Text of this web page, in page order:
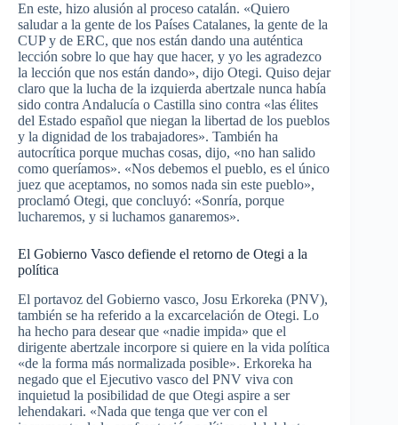
En este, hizo alusión al proceso catalán. «Quiero
saludar a la gente de los Países Catalanes, la gente de la
CUP y de ERC, que nos están dando una auténtica
lección sobre lo que hay que hacer, y yo les agradezco
la lección que nos están dando», dijo Otegi. Quiso dejar
claro que la lucha de la izquierda abertzale nunca había
sido contra Andalucía o Castilla sino contra «las élites
del Estado español que niegan la libertad de los pueblos
y la dignidad de los trabajadores». También ha
autocrítica porque muchas cosas, dijo, «no han salido
como queríamos». «Nos debemos el pueblo, es el único
juez que aceptamos, no somos nada sin este pueblo»,
proclamó Otegi, que concluyó: «Sonría, porque
lucharemos, y si luchamos ganaremos».
El Gobierno Vasco defiende el retorno de Otegi a la
política
El portavoz del Gobierno vasco, Josu Erkoreka (PNV),
también se ha referido a la excarcelación de Otegi. Lo
ha hecho para desear que «nadie impida» que el
dirigente abertzale incorpore si quiere en la vida política
«de la forma más normalizada posible». Erkoreka ha
negado que el Ejecutivo vasco del PNV viva con
inquietud la posibilidad de que Otegi aspire a ser
lehendakari. «Nada que tenga que ver con el